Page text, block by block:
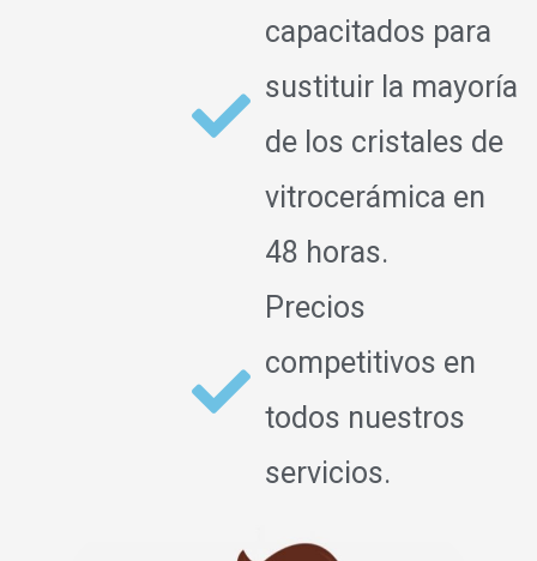
capacitados para
sustituir la mayoría
de los cristales de
vitrocerámica en
48 horas.
Precios
competitivos en
todos nuestros
servicios.